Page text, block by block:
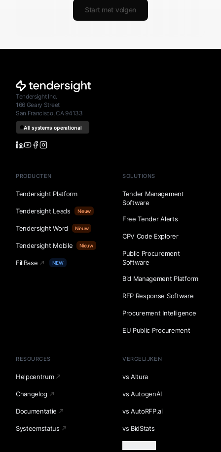
Start met volgen
Tendersight Inc.
166 Geary Street
San Francisco, CA 94133
PRODUCTEN
Tendersight Platform
Tendersight Leads Nieuw
Tendersight Word Nieuw
Tendersight Mobile Nieuw
FillBase NEW
SOLUTIONS
Tender Management
Software
Free Tender Alerts
CPV Code Explorer
Public Procurement
Software
Bid Management Platform
RFP Response Software
Procurement Intelligence
EU Public Procurement
RESOURCES
Helpcentrum
Changelog
Documentatie
Systeemstatus
VERGELIJKEN
vs Altura
vs AutogenAI
vs AutoRFP.ai
vs BidStats